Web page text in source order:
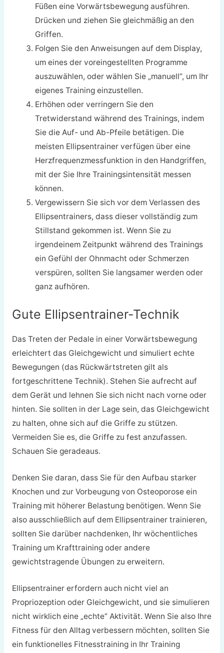
Füßen eine Vorwärtsbewegung ausführen.
Drücken und ziehen Sie gleichmäßig an den
Griffen.
Folgen Sie den Anweisungen auf dem Display,
um eines der voreingestellten Programme
auszuwählen, oder wählen Sie „manuell“, um Ihr
eigenes Training einzustellen.
Erhöhen oder verringern Sie den
Tretwiderstand während des Trainings, indem
Sie die Auf- und Ab-Pfeile betätigen. Die
meisten Ellipsentrainer verfügen über eine
Herzfrequenzmessfunktion in den Handgriffen,
mit der Sie Ihre Trainingsintensität messen
können.
Vergewissern Sie sich vor dem Verlassen des
Ellipsentrainers, dass dieser vollständig zum
Stillstand gekommen ist. Wenn Sie zu
irgendeinem Zeitpunkt während des Trainings
ein Gefühl der Ohnmacht oder Schmerzen
verspüren, sollten Sie langsamer werden oder
ganz aufhören.
Gute Ellipsentrainer-Technik
Das Treten der Pedale in einer Vorwärtsbewegung
erleichtert das Gleichgewicht und simuliert echte
Bewegungen (das Rückwärtstreten gilt als
fortgeschrittene Technik). Stehen Sie aufrecht auf
dem Gerät und lehnen Sie sich nicht nach vorne oder
hinten. Sie sollten in der Lage sein, das Gleichgewicht
zu halten, ohne sich auf die Griffe zu stützen.
Vermeiden Sie es, die Griffe zu fest anzufassen.
Schauen Sie geradeaus.
Denken Sie daran, dass Sie für den Aufbau starker
Knochen und zur Vorbeugung von Osteoporose ein
Training mit höherer Belastung benötigen. Wenn Sie
also ausschließlich auf dem Ellipsentrainer trainieren,
sollten Sie darüber nachdenken, Ihr wöchentliches
Training um Krafttraining oder andere
gewichtstragende Übungen zu erweitern.
Ellipsentrainer erfordern auch nicht viel an
Propriozeption oder Gleichgewicht, und sie simulieren
nicht wirklich eine „echte“ Aktivität. Wenn Sie also Ihre
Fitness für den Alltag verbessern möchten, sollten Sie
ein funktionelles Fitnesstraining in Ihr Training